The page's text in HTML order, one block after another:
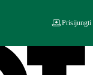
Prisijungti